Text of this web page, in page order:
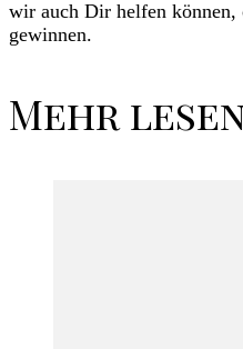
wir auch Dir helfen können,
gewinnen.
Mehr